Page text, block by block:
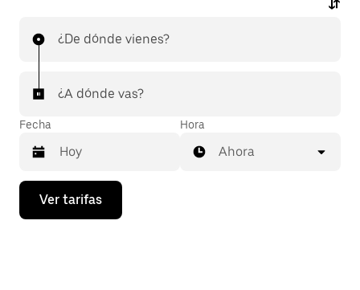
¿De dónde vienes?
¿A dónde vas?
Fecha
Presiona
flecha
Hora
Ahora
Ver tarifas